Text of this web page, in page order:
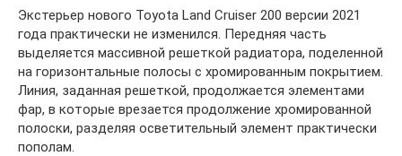
Экстерьер нового Toyota Land Cruiser 200 версии 2021
года практически не изменился. Передняя часть
выделяется массивной решеткой радиатора, поделенной
на горизонтальные полосы с хромированным покрытием.
Линия, заданная решеткой, продолжается элементами
фар, в которые врезается продолжение хромированной
полоски, разделяя осветительный элемент практически
пополам.